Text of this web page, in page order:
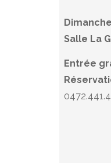
Salle La
Entrée